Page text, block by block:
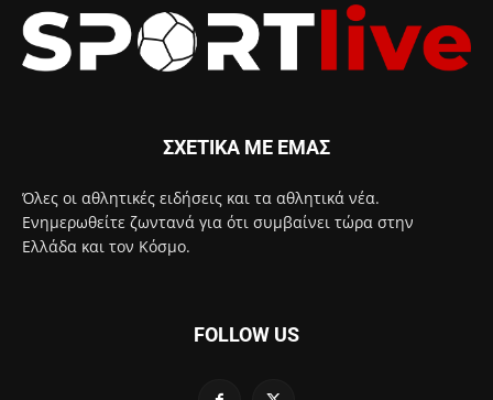
ΣΧΕΤΙΚΑ ΜΕ ΕΜΑΣ
Όλες οι αθλητικές ειδήσεις και τα αθλητικά νέα.
Ενημερωθείτε ζωντανά για ότι συμβαίνει τώρα στην
Ελλάδα και τον Κόσμο.
FOLLOW US